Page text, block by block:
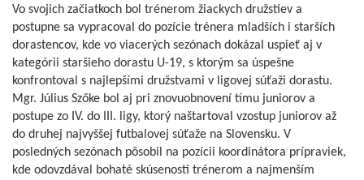
Vo svojich začiatkoch bol trénerom žiackych družstiev a
postupne sa vypracoval do pozície trénera mladších i starších
dorastencov, kde vo viacerých sezónach dokázal uspieť aj v
kategórii staršieho dorastu U-19, s ktorým sa úspešne
konfrontoval s najlepšími družstvami v ligovej súťaži dorastu.
Mgr. Július Szőke bol aj pri znovuobnovení tímu juniorov a
postupe zo IV. do III. ligy, ktorý naštartoval vzostup juniorov až
do druhej najvyššej futbalovej súťaže na Slovensku. V
posledných sezónach pôsobil na pozícii koordinátora prípraviek,
kde odovzdával bohaté skúsenosti trénerom a najmenším